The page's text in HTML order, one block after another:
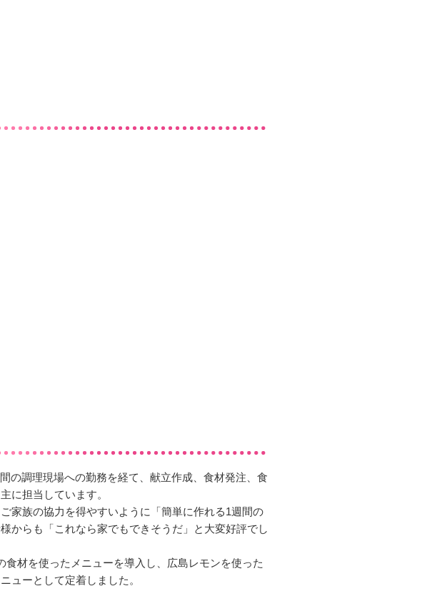
の調理現場への勤務を経て、献立作成、食材発注、食
に担当しています。
家族の協力を得やすいように「簡単に作れる1週間の
からも「これなら家でもできそうだ」と大変好評でし
材を使ったメニューを導入し、広島レモンを使った
ューとして定着しました。